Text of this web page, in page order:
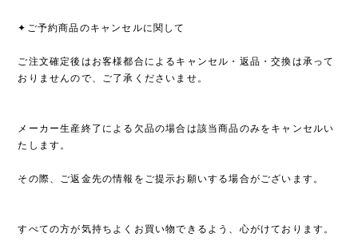
✦ご予約商品のキャンセルに関して
ご注文確定後はお客様都合によるキャンセル・返品・交換は承って
おりませんので、ご了承くださいませ。
メーカー生産終了による欠品の場合は該当商品のみをキャンセルい
たします。
その際、ご返金先の情報をご提示お願いする場合がございます。
すべての方が気持ちよくお買い物できるよう、心がけております。